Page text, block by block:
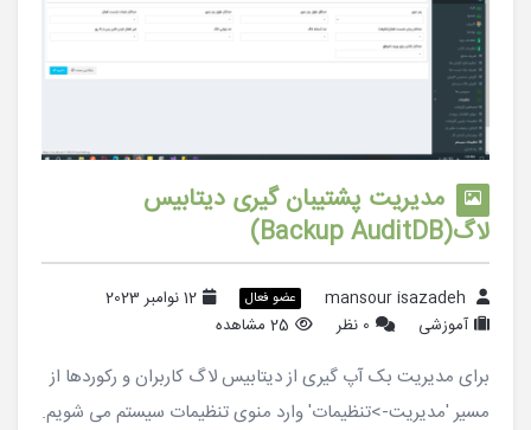
مدیریت پشتیبان گیری دیتابیس
لاگ(Backup AuditDB)
mansour isazadeh عضو فعال
12 نوامبر 2023
آموزشی
0 نظر 25 مشاهده
برای مدیریت بک آپ گیری از دیتابیس لاگ کاربران و رکوردها از
مسیر 'مدیریت->تنظیمات' وارد منوی تنظیمات سیستم می شویم.